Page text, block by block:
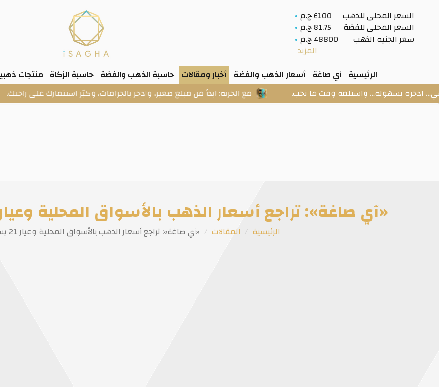
السعر المحلى للذهب
6100 ج.م
السعر المحلى للفضة
81.75 ج.م
سعر الجنيه الذهب
48800 ج.م
المزيد
الرئيسية آي صاغة أسعار الذهب والفضة أخبار ومقالات حاسبة الذهب والفضة حاسبة الزكاة منتجات
مع الخزنة: ابدأ من مبلغ صغير، وادخر بالجرامات، وكبّر استثمارك على راحتك. واستلمه وقت ما تحب.
«آي صاغة»: تراجع أسعار الذهب بالأسواق المحلية وعيار 21 يسجل 2210
الرئيسية المقالات «آي صاغة»: تراجع أسعار الذهب بالأسواق المحلية وعيار 21 يسجل 2210 جنيهات